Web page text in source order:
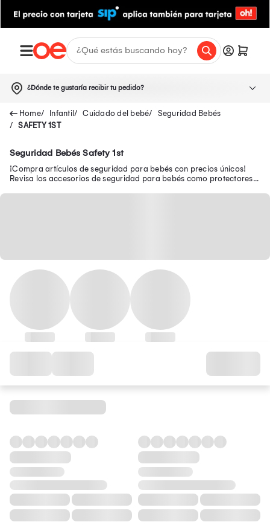
¿Dónde te gustaría recibir tu pedido?
Infantil Cuidado del bebé
Seguridad Bebés
SAFETY 1ST
Seguridad Bebés Safety 1st
¡Compra artículos de seguridad para bebés con precios únicos!
Revisa los accesorios de seguridad para bebés como protectores